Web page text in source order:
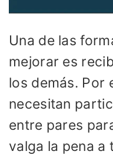
Una de las
mejorar es
los demás. Por
necesitan
entre pares
valga la pena a